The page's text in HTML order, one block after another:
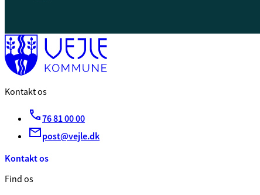
Kontakt os
76 81 00 00
post@vejle.dk
Kontakt os
Find os